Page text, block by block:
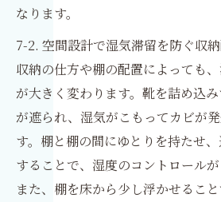
なります。
7-2. 空間設計で湿気滞留を防ぐ収
収納の仕方や棚の配置によっても
が大きく変わります。靴を詰め込
が遮られ、湿気がこもってカビが
す。棚と棚の間にゆとりを持たせ
することで、湿度のコントロールが
また、棚を床から少し浮かせるこ